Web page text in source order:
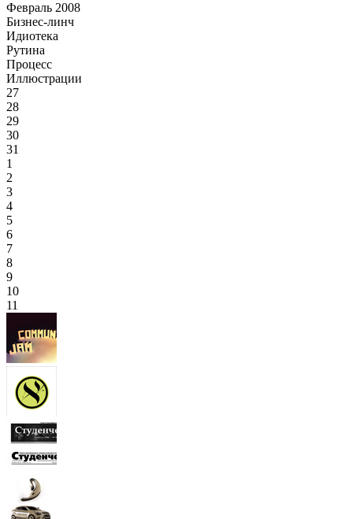
Февраль 2008
Бизнес-линч
Идиотека
Рутина
Процесс
Иллюстрации
27
28
29
30
31
1
2
3
4
5
6
7
8
9
10
11